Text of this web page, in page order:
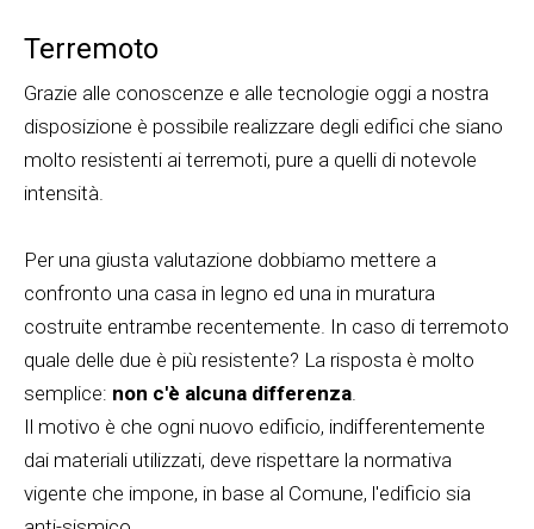
Terremoto
Grazie alle conoscenze e alle tecnologie oggi a nostra
disposizione è possibile realizzare degli edifici che siano
molto resistenti ai terremoti, pure a quelli di notevole
intensità.
Per una giusta valutazione dobbiamo mettere a
confronto una casa in legno ed una in muratura
costruite entrambe recentemente. In caso di terremoto
quale delle due è più resistente? La risposta è molto
semplice: non c'è alcuna differenza
Il motivo è che ogni nuovo edificio, indifferentemente
dai materiali utilizzati, deve rispettare la normativa
vigente che impone, in base al Comune, l'edificio sia